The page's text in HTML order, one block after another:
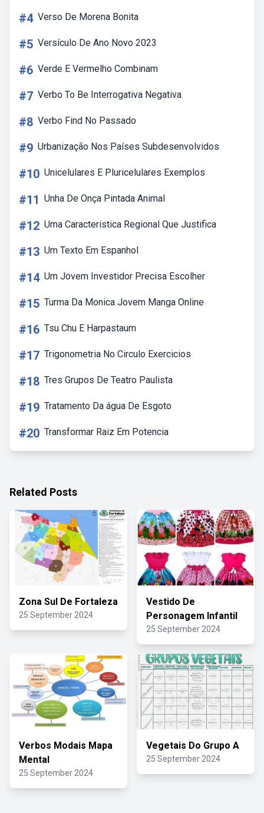
#4 Verso De Morena Bonita
#5 Versículo De Ano Novo 2023
#6 Verde E Vermelho Combinam
#7 Verbo To Be Interrogativa Negativa
#8 Verbo Find No Passado
#9 Urbanização Nos Países Subdesenvolvidos
#10 Unicelulares E Pluricelulares Exemplos
#11 Unha De Onça Pintada Animal
#12 Uma Caracteristica Regional Que Justifica
#13 Um Texto Em Espanhol
#14 Um Jovem Investidor Precisa Escolher
#15 Turma Da Monica Jovem Manga Online
#16 Tsu Chu E Harpastaum
#17 Trigonometria No Circulo Exercicios
#18 Tres Grupos De Teatro Paulista
#19 Tratamento Da água De Esgoto
#20 Transformar Raiz Em Potencia
Related Posts
Zona Sul De Fortaleza
25 September 2024
Vestido De
Personagem Infantil
25 September 2024
Verbos Modais Mapa
Mental
25 September 2024
Vegetais Do Grupo A
25 September 2024